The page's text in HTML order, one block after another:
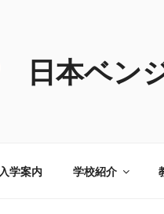
日本ベン
入学案内 学校紹介